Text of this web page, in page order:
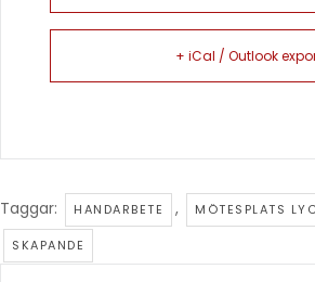
+ iCal / Outlook
Taggar: HANDARBETE , MÖTESPLATS
SKAPANDE